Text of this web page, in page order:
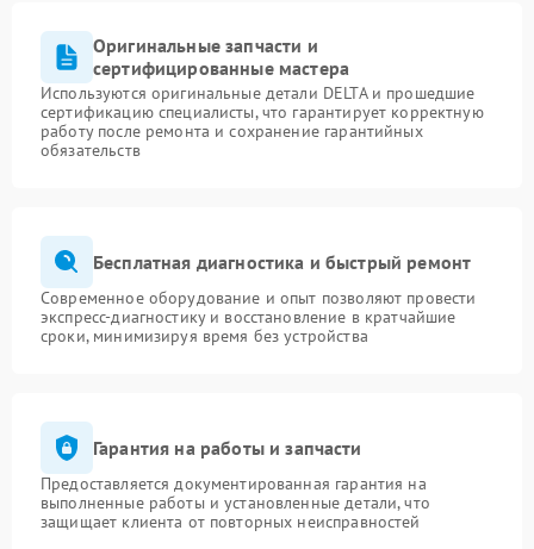
Оригинальные запчасти и
сертифицированные мастера
Используются оригинальные детали DELTA и прошедшие
сертификацию специалисты, что гарантирует корректную
работу после ремонта и сохранение гарантийных
обязательств
Бесплатная диагностика и быстрый ремонт
Современное оборудование и опыт позволяют провести
экспресс-диагностику и восстановление в кратчайшие
сроки, минимизируя время без устройства
Гарантия на работы и запчасти
Предоставляется документированная гарантия на
выполненные работы и установленные детали, что
защищает клиента от повторных неисправностей